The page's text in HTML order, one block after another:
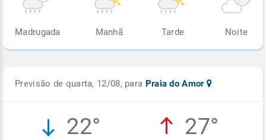
Madrugada Manhã Tarde Noite
Previsão de quarta, 12/08, para Praia do Amor
22° 27°